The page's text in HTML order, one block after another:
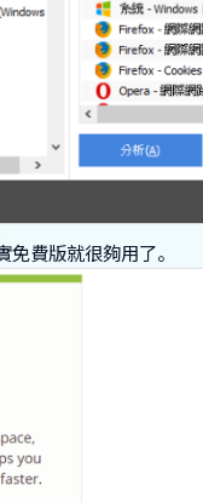
費版就很夠用了。